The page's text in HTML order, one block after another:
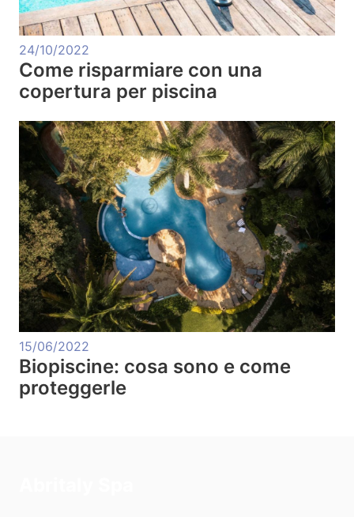
24/10/2022
Come risparmiare con una
copertura per piscina
15/06/2022
Biopiscine: cosa sono e come
proteggerle